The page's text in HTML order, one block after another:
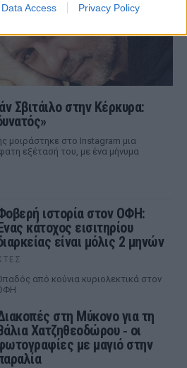
Data Access Privacy Policy
Σβιτάιλο στην Κέρκυρα:
μοιράστηκε στο Instagram μια
εξέτασή του, με ένα μήνυμα
ιστορία στον ΟΦΗ:
κάτοχος εισιτηρίου
είναι μόλις 2 μηνών
από κούνια κυριολεκτικά στον
στη Μύκονο για τη
Χατζηθεοδώρου ‑ οι
με μαγιό στην